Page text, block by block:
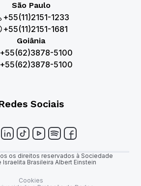
São Paulo
+55(11)2151-1233
+55(11)2151-1681
Goiânia
+55(62)3878-5100
+55(62)3878-5100
Sociais
os direitos reservados à Sociedade
Brasileira Albert Einstein
Cookies